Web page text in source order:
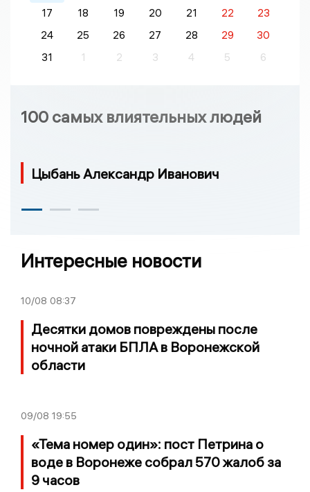
17
18 19 20 21 22
23
24
25 26 27 28 29
30
31
1 2 3 4 5 6
100 самых влиятельных людей
Цыбань Александр Иванович
Интересные новости
10/08 08:37
Десятки домов повреждены после
ночной атаки БПЛА в Воронежской
области
09/08 19:55
«Тема номер один»: пост Петрина о
воде в Воронеже собрал 570 жалоб за
9 часов